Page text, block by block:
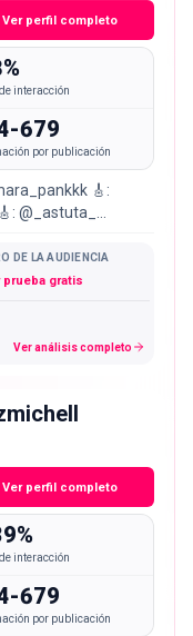
Ver perfil completo
interacción
679
por publicación
🎸:
@_astuta_
DE LA AUDIENCIA
prueba gratis
Ver análisis completo
Ver perfil completo
interacción
679
por publicación